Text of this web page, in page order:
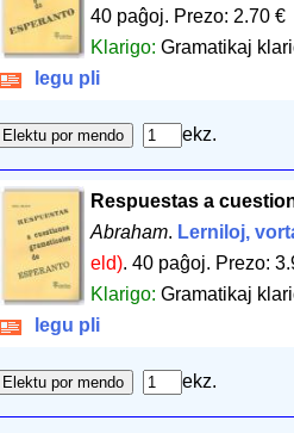
40 paĝoj. Prezo: 2.70 €
Klarigo: Gramatikaj
legu pli
ekz.
Respuestas a
Abraham. Lerniloj,
eld). 40 paĝoj. Prezo:
Klarigo: Gramatikaj
legu pli
ekz.